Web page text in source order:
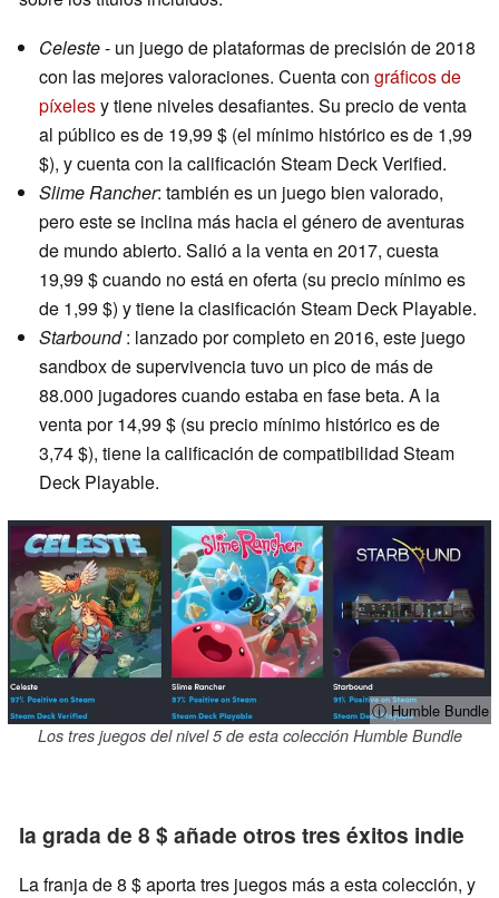
Celeste- un juego de plataformas de precisión de 2018
con las mejores valoraciones. Cuenta con gráficos de
píxelesy tiene niveles desafiantes. Su precio de venta
al público es de 19,99 $ (el mínimo histórico es de 1,99
$), y cuenta con la calificación Steam Deck Verified.
Slime Rancher: también es un juego bien valorado,
pero este se inclina más hacia el género de aventuras
de mundo abierto. Salió a la venta en 2017, cuesta
19,99 $ cuando no está en oferta (su precio mínimo es
de 1,99 $) y tiene la clasificación Steam Deck Playable.
Starbound: lanzado por completo en 2016, este juego
sandbox de supervivencia tuvo un pico de más de
88.000 jugadores cuando estaba en fase beta. A la
venta por 14,99 $ (su precio mínimo histórico es de
3,74 $), tiene la calificación de compatibilidad Steam
Deck Playable.
ⓘ Humble Bundle
Los tres juegos del nivel 5 de esta colección Humble Bundle
la grada de 8 $ añade otros tres éxitos indie
La franja de 8 $ aporta tres juegos más a esta colección, y